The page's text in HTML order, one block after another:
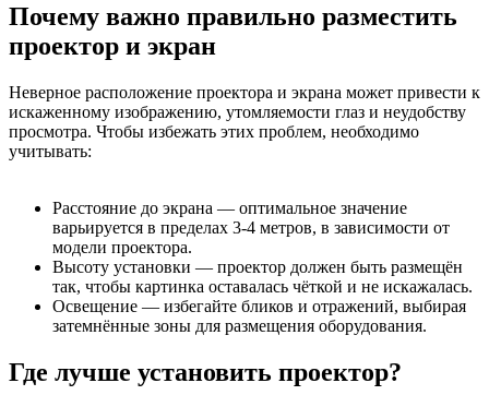
Почему важно правильно разместить
проектор и экран
Неверное расположение проектора и экрана может привести к
искаженному изображению, утомляемости глаз и неудобству
просмотра. Чтобы избежать этих проблем, необходимо
учитывать:
Расстояние до экрана — оптимальное значение
варьируется в пределах 3-4 метров, в зависимости от
модели проектора.
Высоту установки — проектор должен быть размещён
так, чтобы картинка оставалась чёткой и не искажалась.
Освещение — избегайте бликов и отражений, выбирая
затемнённые зоны для размещения оборудования.
Где лучше установить проектор?